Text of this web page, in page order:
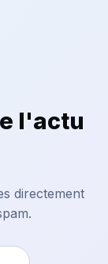
l'actu
directement